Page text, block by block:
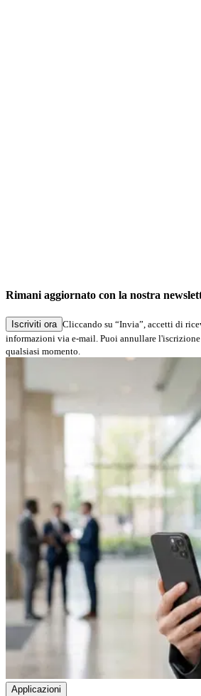
Aggiornato al: 08/12/2023
Rimani aggiornato con la nostra
Iscriviti ora Cliccando su “Invia”, accetti di
informazioni via e-mail. Puoi annullare l'iscrizione
qualsiasi momento.
Applicazioni